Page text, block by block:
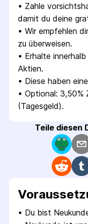
• Zahle
damit du deine
• Wir empfehlen
zu überweisen.
• Erhalte
Aktien.
• Diese haben
• Optional: 3,50%
(Tagesgeld).
Teile diesen
• Du bist